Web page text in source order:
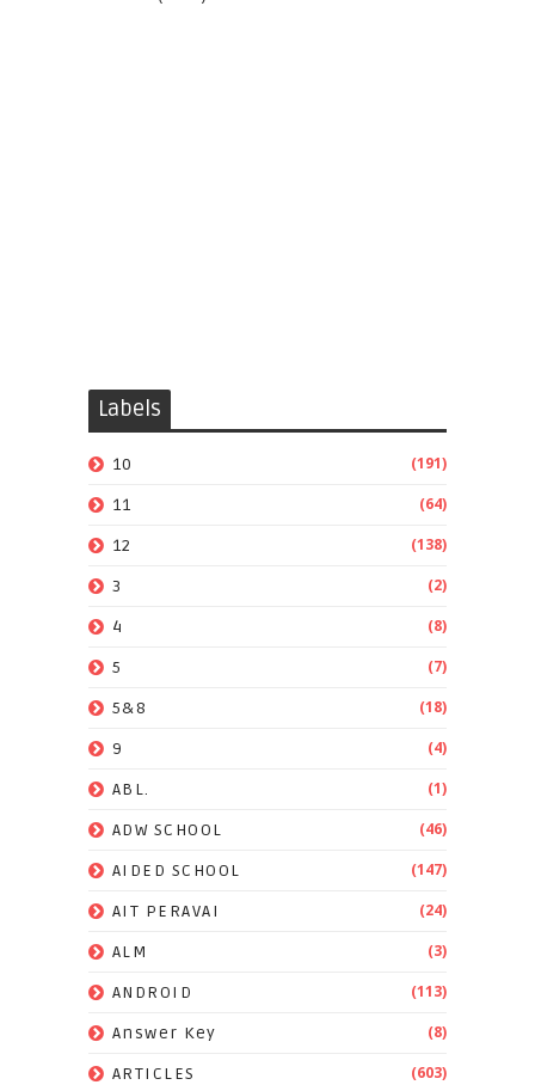
Labels
10 (191)
11 (64)
12 (138)
3 (2)
4 (8)
5 (7)
5&8 (18)
9 (4)
ABL. (1)
ADW SCHOOL (46)
AIDED SCHOOL (147)
AIT PERAVAI (24)
ALM (3)
ANDROID (113)
Answer Key (8)
ARTICLES (603)